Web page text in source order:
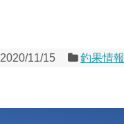
2020/11/15 釣果情報